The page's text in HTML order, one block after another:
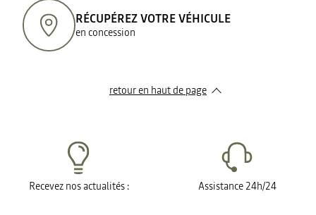
RÉCUPÉREZ VOTRE VÉHICULE
en concession
retour en haut de page​
Recevez nos actualités : Assistance 24h/24